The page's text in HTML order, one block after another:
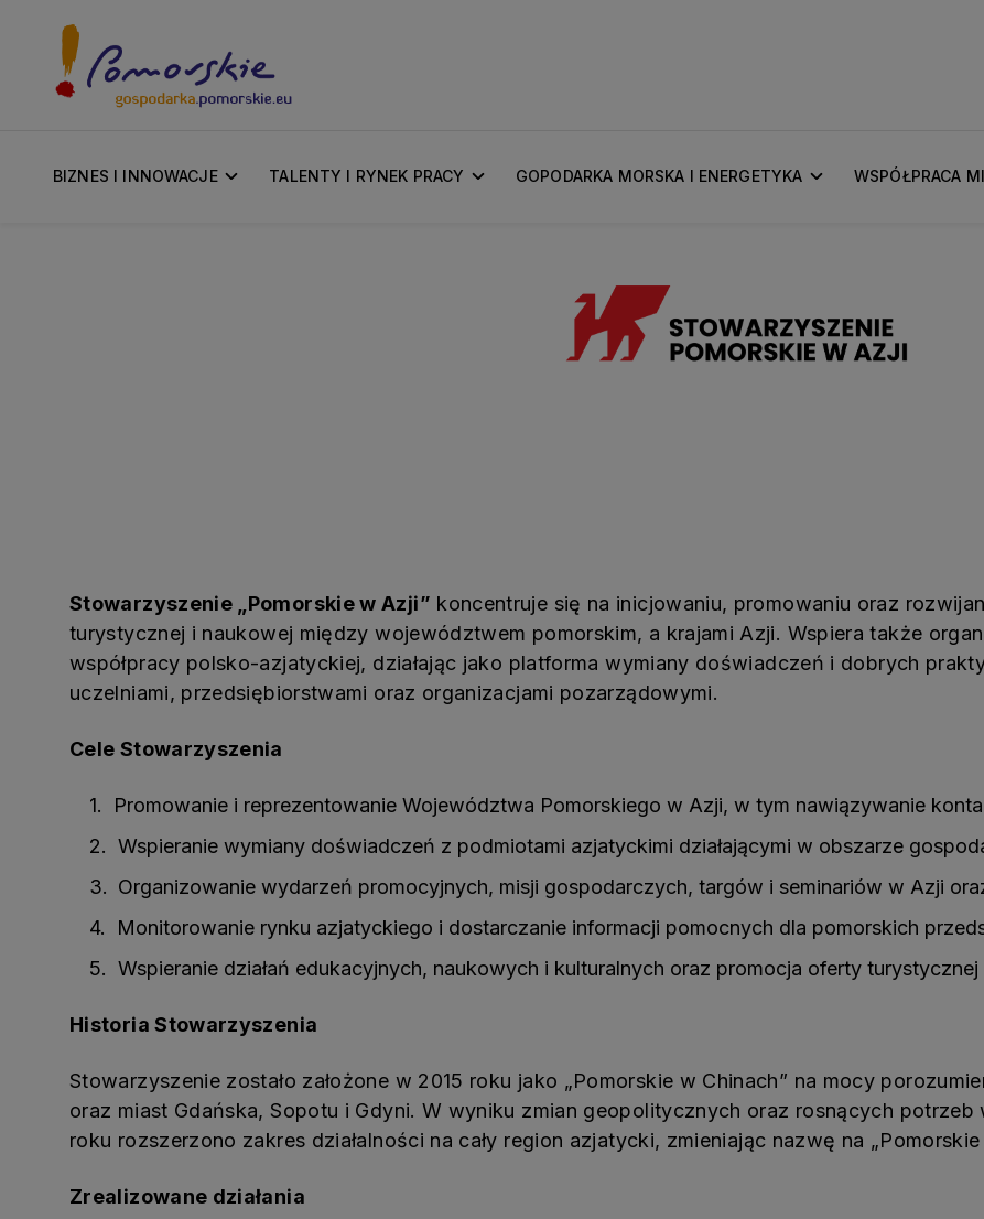
BIZNES I INNOWACJE TALENTY I RYNEK PRACY GOPODARKA MORSKA I ENERGETYKA WSPÓŁPRACA
Stowarzyszenie „Pomorskie w Azji” koncentruje się na inicjowaniu, promowaniu oraz
turystycznej i naukowej między województwem pomorskim, a krajami Azji. Wspiera także
współpracy polsko-azjatyckiej, działając jako platforma wymiany doświadczeń i dobrych
uczelniami, przedsiębiorstwami oraz organizacjami pozarządowymi.
Cele Stowarzyszenia
Promowanie i reprezentowanie Województwa Pomorskiego w Azji, w tym nawiązywanie
Wspieranie wymiany doświadczeń z podmiotami azjatyckimi działającymi w obszarze
Organizowanie wydarzeń promocyjnych, misji gospodarczych, targów i seminariów w Azji
Monitorowanie rynku azjatyckiego i dostarczanie informacji pomocnych dla pomorskich
Wspieranie działań edukacyjnych, naukowych i kulturalnych oraz promocja oferty
Historia Stowarzyszenia
Stowarzyszenie zostało założone w 2015 roku jako „Pomorskie w Chinach” na mocy
oraz miast Gdańska, Sopotu i Gdyni. W wyniku zmian geopolitycznych oraz rosnących
roku rozszerzono zakres działalności na cały region azjatycki, zmieniając nazwę na „Pomorskie
Zrealizowane działania